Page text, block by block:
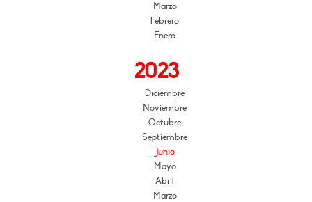
Marzo
Febrero
Enero
2023
Diciembre
Noviembre
Octubre
Septiembre
Junio
Mayo
Abril
Marzo